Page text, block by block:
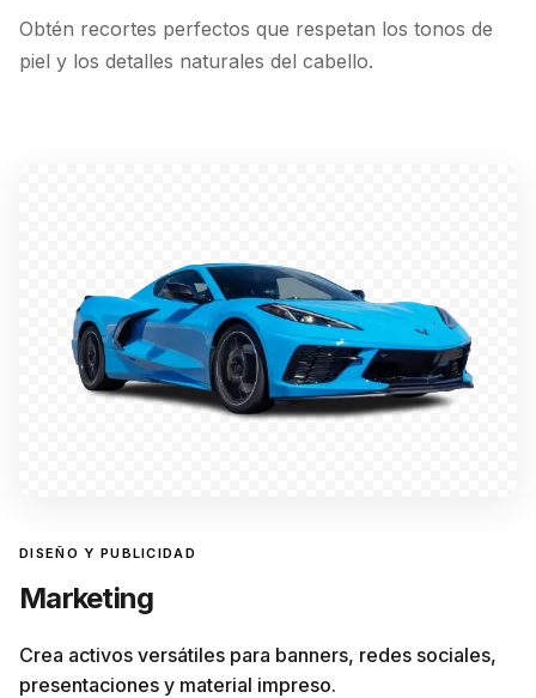
Obtén recortes perfectos que respetan los tonos de
piel y los detalles naturales del cabello.
DISEÑO Y PUBLICIDAD
Marketing
Crea activos versátiles para banners, redes sociales,
presentaciones y material impreso.